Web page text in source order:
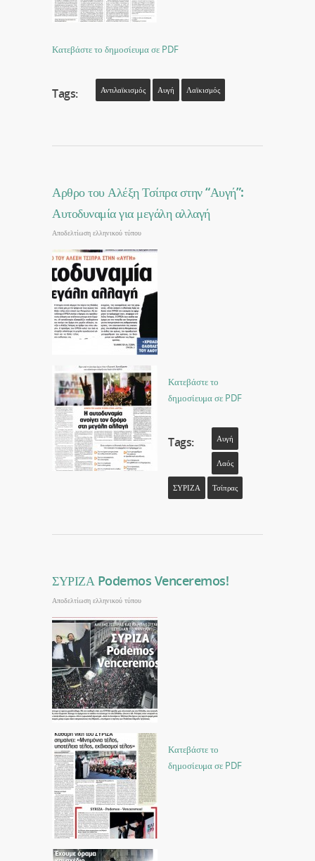
Κατεβάστε το δημοσίευμα σε PDF
Tags: Αντιλαϊκισμός Αυγή Λαϊκισμός
Αρθρο του Αλέξη Τσίπρα στην “Αυγή”:
Αυτοδυναμία για μεγάλη αλλαγή
Αποδελτίωση ελληνικού τύπου
Κατεβάστε το
δημοσίευμα σε PDF
Tags: Αυγή
Λαός
ΣΥΡΙΖΑ Τσίπρας
ΣΥΡΙΖΑ Podemos Venceremos!
Αποδελτίωση ελληνικού τύπου
Κατεβάστε το
δημοσίευμα σε PDF